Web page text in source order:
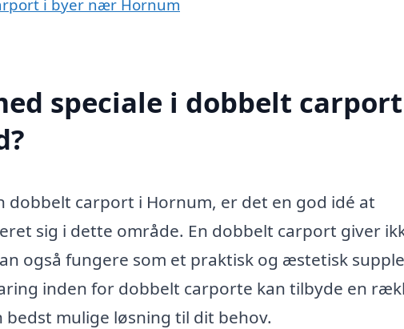
i byer nær Hornum
speciale i dobbelt
dobbelt carport i Hornum, er det en god idé at
sig i dette område. En dobbelt carport giver
også fungere som et praktisk og æstetisk
inden for dobbelt carporte kan tilbyde en
mulige løsning til dit behov.